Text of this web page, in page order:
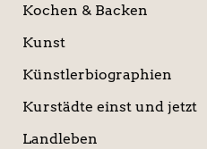
Kochen & Backen
Kunst
Künstlerbiographien
Kurstädte einst und jetzt
Landleben